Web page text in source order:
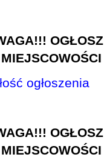
ogłoszenia